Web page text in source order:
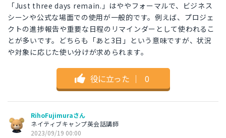
「Just three days remain.」はややフォーマルで、ビジネス
シーンや公式な場面での使用が一般的です。例えば、プロジェ
クトの進捗報告や重要な日程のリマインダーとして使われるこ
とが多いです。どちらも「あと3日」という意味ですが、状況
や対象に応じた使い分けが求められます。
役に立った ｜ 0
RihoFujimuraさん
ネイティブキャンプ英会話講師
2023/09/19 00:00